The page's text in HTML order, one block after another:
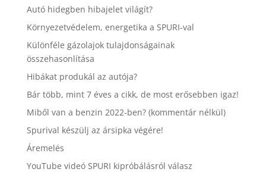
Autó hidegben hibajelet világít?
Környezetvédelem, energetika a SPURI-val
Különféle gázolajok tulajdonságainak
összehasonlítása
Hibákat produkál az autója?
Bár több, mint 7 éves a cikk, de most erősebben igaz!
Miből van a benzin 2022-ben? (kommentár nélkül)
Spurival készülj az ársipka végére!
Áremelés
YouTube videó SPURI kipróbálásról válasz